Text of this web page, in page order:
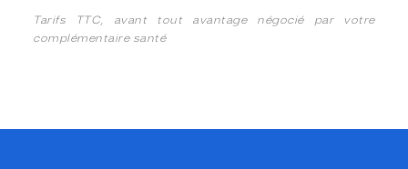
Tarifs TTC, avant tout avantage négocié par votre
complémentaire santé